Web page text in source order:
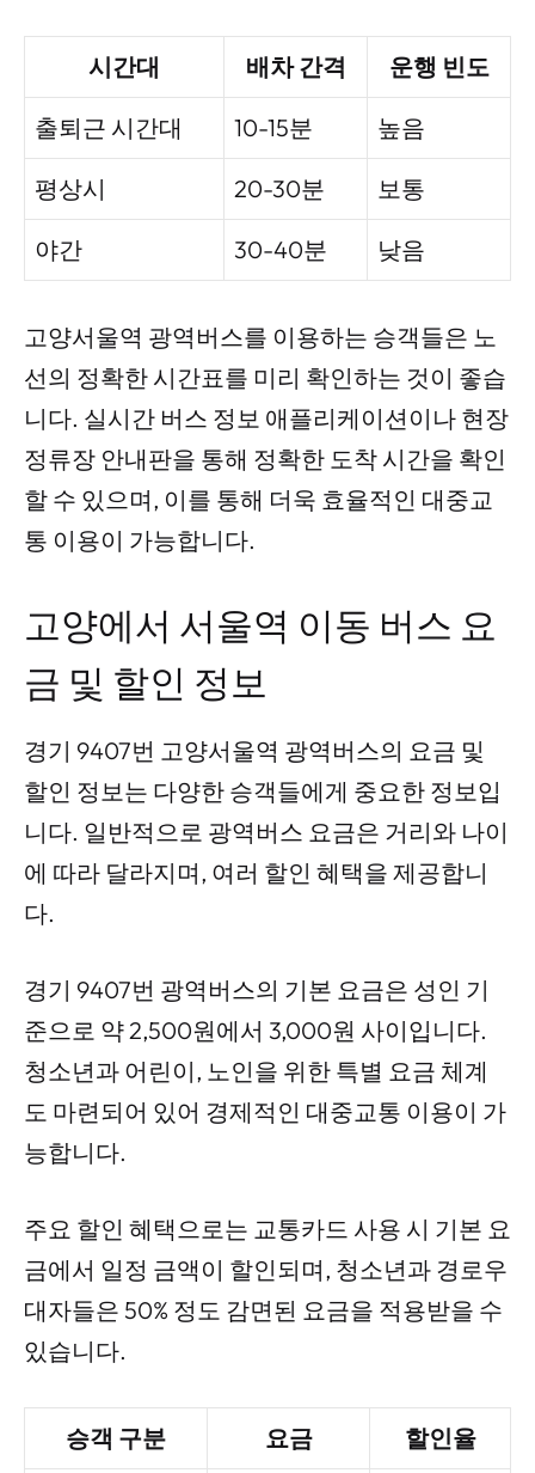
시간대 배차 간격 운행 빈도
출퇴근 시간대 10-15분 높음
평상시 20-30분 보통
야간 30-40분 낮음
고양서울역 광역버스를 이용하는 승객들은 노
선의 정확한 시간표를 미리 확인하는 것이 좋습
니다. 실시간 버스 정보 애플리케이션이나 현장
정류장 안내판을 통해 정확한 도착 시간을 확인
할 수 있으며, 이를 통해 더욱 효율적인 대중교
통 이용이 가능합니다.
고양에서 서울역 이동 버스 요
금 및 할인 정보
경기 9407번 고양서울역 광역버스의 요금 및
할인 정보는 다양한 승객들에게 중요한 정보입
니다. 일반적으로 광역버스 요금은 거리와 나이
에 따라 달라지며, 여러 할인 혜택을 제공합니
다.
경기 9407번 광역버스의 기본 요금은 성인 기
준으로 약 2,500원에서 3,000원 사이입니다.
청소년과 어린이, 노인을 위한 특별 요금 체계
도 마련되어 있어 경제적인 대중교통 이용이 가
능합니다.
주요 할인 혜택으로는 교통카드 사용 시 기본 요
금에서 일정 금액이 할인되며, 청소년과 경로우
대자들은 50% 정도 감면된 요금을 적용받을 수
있습니다.
승객 구분 요금 할인율